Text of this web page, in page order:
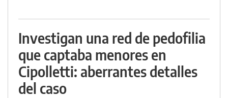
Investigan una red de pedofilia
que captaba menores en
Cipolletti: aberrantes detalles
del caso